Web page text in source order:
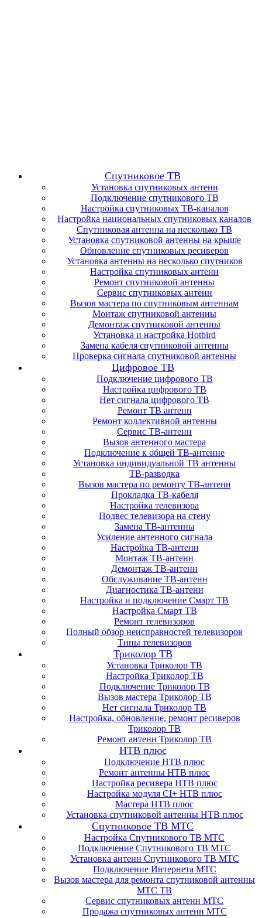
Спутниковое ТВ
Установка спутниковых антенн
Подключение спутникового ТВ
Настройка спутниковых ТВ-каналов
Настройка национальных спутниковых каналов
Спутниковая антенна на несколько ТВ
Установка спутниковой антенны на крыше
Обновление спутниковых ресиверов
Установка антенны на несколько спутников
Настройка спутниковых антенн
Ремонт спутниковой антенны
Сервис спутниковых антенн
Вызов мастера по спутниковым антеннам
Монтаж спутниковой антенны
Демонтаж спутниковой антенны
Установка и настройка Hotbird
Замена кабеля спутниковой антенны
Проверка сигнала спутниковой антенны
Цифровое ТВ
Подключение цифрового ТВ
Настройка цифрового ТВ
Нет сигнала цифрового ТВ
Ремонт ТВ антенн
Ремонт коллективной антенны
Сервис ТВ-антенн
Вызов антенного мастера
Подключение к общей ТВ-антенне
Установка индивидуальной ТВ антенны
ТВ-разводка
Вызов мастера по ремонту ТВ-антенн
Прокладка ТВ-кабеля
Настройка телевизора
Подвес телевизора на стену
Замена ТВ-антенны
Усиление антенного сигнала
Настройка ТВ-антенн
Монтаж ТВ-антенн
Демонтаж ТВ-антенн
Обслуживание ТВ-антенн
Диагностика ТВ-антенн
Настройка и подключение Смарт ТВ
Настройка Смарт ТВ
Ремонт телевизоров
Полный обзор неисправностей телевизоров
Типы телевизоров
Триколор ТВ
Установка Триколор ТВ
Настройка Триколор ТВ
Подключение Триколор ТВ
Вызов мастера Триколор ТВ
Нет сигнала Триколор ТВ
Настройка, обновление, ремонт ресиверов
Триколор ТВ
Ремонт антенн Триколор ТВ
НТВ плюс
Подключение НТВ плюс
Ремонт антенны НТВ плюс
Настройка ресивера НТВ плюс
Настройка модуля CI+ НТВ плюс
Мастера НТВ плюс
Установка спутниковой антенны НТВ плюс
Спутниковое ТВ МТС
Настройка Спутникового ТВ МТС
Подключение Спутникового ТВ МТС
Установка антенн Спутникового ТВ МТС
Подключение Интернета МТС
Вызов мастера для ремонта спутниковой антенны
МТС ТВ
Сервис спутниковых антенн МТС
Продажа спутниковых антенн МТС